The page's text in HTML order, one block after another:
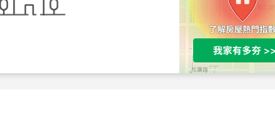
490萬
新竹市新竹市慈祥路
總價
1,808萬